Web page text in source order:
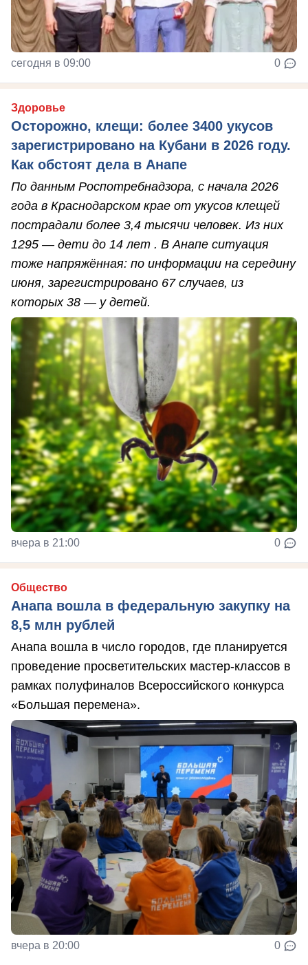
сегодня в 09:00 0
Здоровье
Осторожно, клещи: более 3400 укусов
зарегистрировано на Кубани в 2026 году.
Как обстоят дела в Анапе
По данным Роспотребнадзора, с начала 2026
года в Краснодарском крае от укусов клещей
пострадали более 3,4 тысячи человек. Из них
1295 — дети до 14 лет . В Анапе ситуация
тоже напряжённая: по информации на середину
июня, зарегистрировано 67 случаев, из
которых 38 — у детей.
вчера в 21:00 0
Общество
Анапа вошла в федеральную закупку на
8,5 млн рублей
Анапа вошла в число городов, где планируется
проведение просветительских мастер-классов в
рамках полуфиналов Всероссийского конкурса
«Большая перемена».
вчера в 20:00 0